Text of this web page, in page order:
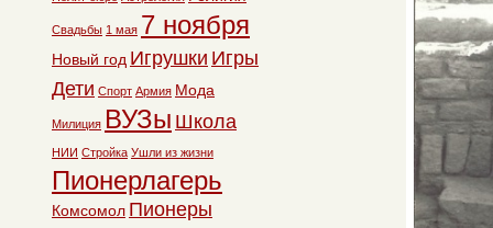
Свадьбы 1 мая 7 ноября
Новый год Игрушки Игры
Дети Спорт Армия Мода
Милиция ВУЗы Школа
НИИ Стройка Ушли из жизни
Пионерлагерь
Комсомол Пионеры